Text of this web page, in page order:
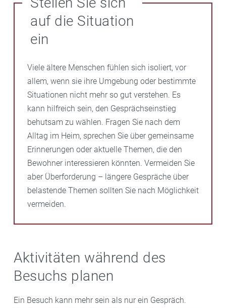
Einrichtungen der Pflege die nach dem Stand der
medizinischen Wissenschaft und der
Pflegewissenschaft erforderlichen Maßnahmen zu
und die Weiterverbreitung von Krankheitserregern zu
vermeiden. Es ist daher denkbar, dass einige
Einrichtungsleitungen unter Berufung auf ihr
Hausrecht auch weiterhin das Tragen einer Maske
verlangen.
es vorkommen, dass Ihr Angehöriger manchmal
weniger aufnahmefähig ist oder sich nicht über den
Besuch freut, wie Sie es vielleicht erwarten. Das kann
Beschwerden bis hin zu altersbedingten
Einschränkungen.
Demenz, altersbedingte Veränderungen und die
Umstellung auf das Leben im Heim können das
Verhalten beeinflussen. Zeigen Sie Geduld und
Verständnis. Statt auf feste Reaktionen zu hoffen,
konzentrieren Sie sich darauf, den Moment zu
genießen und einfach da zu sein. Für den Bewohner
kann allein Ihre Anwesenheit schon viel bedeuten,
auch wenn er es nicht direkt zeigt.
auf die Situation
ein
Viele ältere Menschen fühlen sich isoliert, vor
allem, wenn sie ihre Umgebung oder bestimmte
Situationen nicht mehr so gut verstehen. Es
kann hilfreich sein, den Gesprächseinstieg
behutsam zu wählen. Fragen Sie nach dem
Alltag im Heim, sprechen Sie über gemeinsame
Erinnerungen oder aktuelle Themen, die den
Bewohner interessieren könnten. Vermeiden Sie
aber Überforderung – längere Gespräche über
belastende Themen sollten Sie nach Möglichkeit
vermeiden.
Aktivitäten während des
Besuchs planen
Ein Besuch kann mehr sein als nur ein Gespräch.